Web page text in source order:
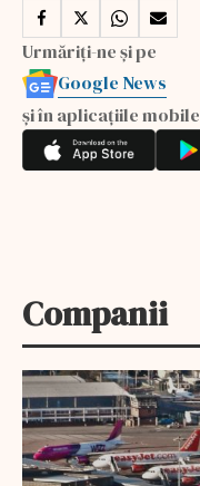
Urmăriți-ne și pe
Google News
și în aplicațiile mobile
Companii